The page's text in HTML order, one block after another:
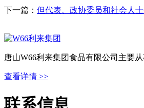
下一篇： 但代表、政协委员和社会人
唐山W66利来集团食品有限公司主要
查看详情 >>